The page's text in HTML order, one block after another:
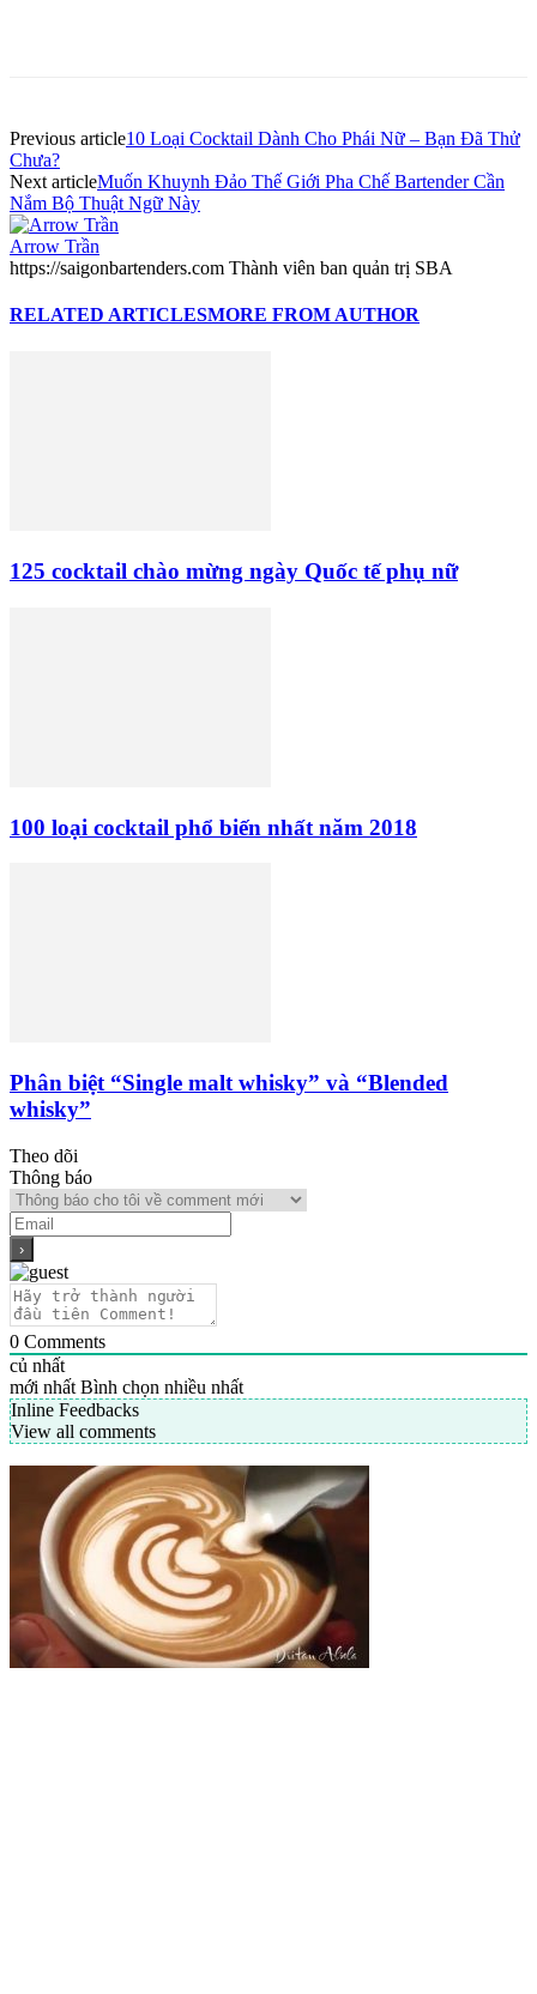
Previous article10 Loại Cocktail Dành Cho Phái Nữ – Bạn Đã Thử
Chưa?
Next articleMuốn Khuynh Đảo Thế Giới Pha Chế Bartender Cần
Nắm Bộ Thuật Ngữ Này
Arrow Trần
https://saigonbartenders.com Thành viên ban quản trị SBA
RELATED ARTICLESMORE FROM AUTHOR
125 cocktail chào mừng ngày Quốc tế phụ nữ
100 loại cocktail phổ biến nhất năm 2018
Phân biệt “Single malt whisky” và “Blended
whisky”
Theo dõi
Thông báo
0 Comments
củ nhất
mới nhất Bình chọn nhiều nhất
Inline Feedbacks
View all comments